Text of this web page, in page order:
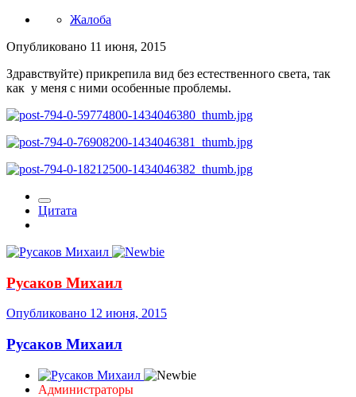
Жалоба
Опубликовано 11 июня, 2015
Здравствуйте) прикрепила вид без естественного света, так
как у меня с ними особенные проблемы.
Цитата
Русаков Михаил
Опубликовано 12 июня, 2015
Русаков Михаил
Администраторы